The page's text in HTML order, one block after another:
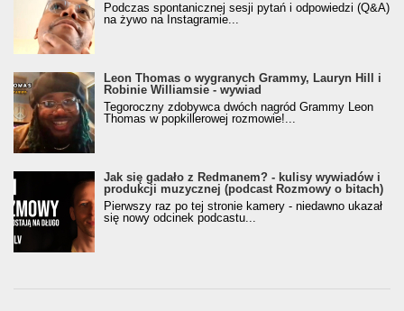
Podczas spontanicznej sesji pytań i odpowiedzi (Q&A)
na żywo na Instagramie...
Leon Thomas o wygranych Grammy, Lauryn Hill i
Robinie Williamsie - wywiad
Tegoroczny zdobywca dwóch nagród Grammy Leon
Thomas w popkillerowej rozmowie!...
Jak się gadało z Redmanem? - kulisy wywiadów i
produkcji muzycznej (podcast Rozmowy o bitach)
Pierwszy raz po tej stronie kamery - niedawno ukazał
się nowy odcinek podcastu...